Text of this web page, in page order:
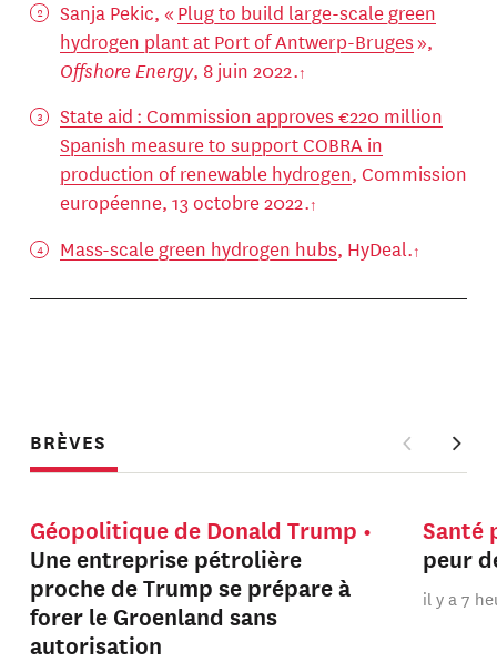
Sanja Pekic, « Plug to build large-scale green
hydrogen plant at Port of Antwerp-Bruges»,
Offshore Energy, 8 juin 2022.
State aid : Commission approves €220 million
Spanish measure to support COBRA in
production of renewable hydrogen, Commission
européenne, 13 octobre 2022.
Mass-scale green hydrogen hubs, HyDeal.
BRÈVES
Géopolitique de Donald Trump
Une entreprise pétrolière
proche de Trump se prépare à
forer le Groenland sans
autorisation
Santé
peur
il y a 7